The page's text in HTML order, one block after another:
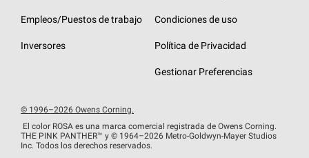
Garantías de techos
Eventos para contratistas
Financiamiento de techos
Empleos/Puestos de trabajo
Inversores
Condiciones de uso
Política de Privacidad
Gestionar Preferencias
© 1996–2026 Owens Corning.
El color ROSA es una marca comercial registrada de Owens Corning.
THE PINK PANTHER™ y © 1964–2026 Metro-Goldwyn-Mayer Studios
Inc. Todos los derechos reservados.